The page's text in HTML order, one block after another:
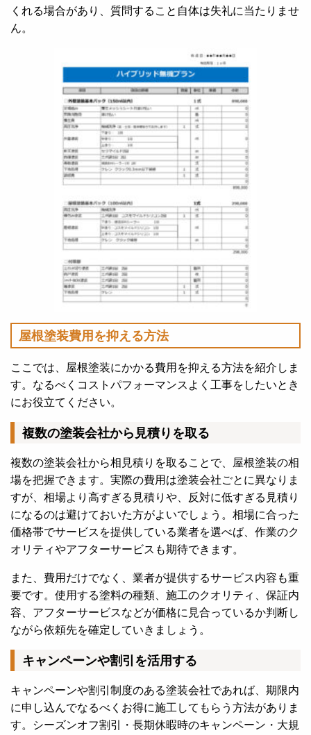
くれる場合があり、質問すること自体は失礼に当たりませ
ん。
屋根塗装費用を抑える方法
ここでは、屋根塗装にかかる費用を抑える方法を紹介しま
す。なるべくコストパフォーマンスよく工事をしたいとき
にお役立てください。
複数の塗装会社から見積りを取る
複数の塗装会社から相見積りを取ることで、屋根塗装の相
場を把握できます。実際の費用は塗装会社ごとに異なりま
すが、相場より高すぎる見積りや、反対に低すぎる見積り
になるのは避けておいた方がよいでしょう。相場に合った
価格帯でサービスを提供している業者を選べば、作業のク
オリティやアフターサービスも期待できます。
また、費用だけでなく、業者が提供するサービス内容も重
要です。使用する塗料の種類、施工のクオリティ、保証内
容、アフターサービスなどが価格に見合っているか判断し
ながら依頼先を確定していきましょう。
キャンペーンや割引を活用する
キャンペーンや割引制度のある塗装会社であれば、期限内
に申し込んでなるべくお得に施工してもらう方法がありま
す。シーズンオフ割引・長期休暇時のキャンペーン・大規